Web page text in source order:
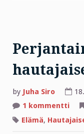
by Juha Siro
1 kommentti
ja
Elämä,